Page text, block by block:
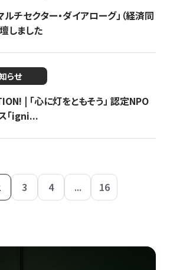
チセクター・ダイアローグ」（経済同
しました
らせ
| 「心に灯をともそう」 認定NPO
「igni...
3 4 ... 16